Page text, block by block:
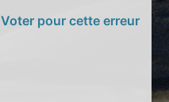
Voter pour cette erreur